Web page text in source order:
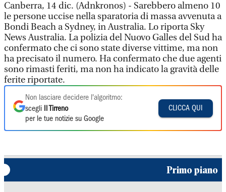
Canberra, 14 dic. (Adnkronos) - Sarebbero almeno 10
le persone uccise nella sparatoria di massa avvenuta a
Bondi Beach a Sydney, in Australia. Lo riporta Sky
News Australia. La polizia del Nuovo Galles del Sud ha
confermato che ci sono state diverse vittime, ma non
ha precisato il numero. Ha confermato che due agenti
sono rimasti feriti, ma non ha indicato la gravità delle
ferite riportate.
Non lasciare decidere l'algoritmo:
scegli
Il Tirreno
per le tue notizie su Google
CLICCA QUI
Primo piano